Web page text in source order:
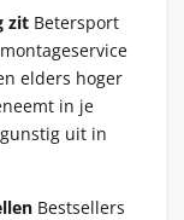
zit Betersport
elders hoger
in je
uit in
Bestsellers